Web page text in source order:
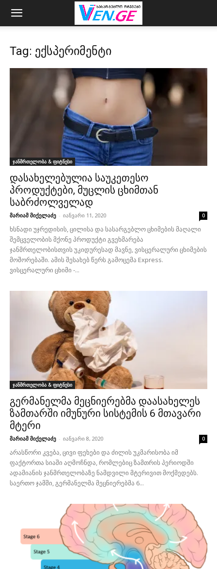
Tag: ექსპერიმენტი
ჯანმრთელობა & ფიტნესი
დასახელებულია საუკეთესო
პროდუქტები, მუცლის ცხიმთან
საბრძოლველად
მარიამ მიქელაძე - იანვარი 11, 2020 0
ხსნადი უჯრედისის, ცილისა და სასარგებლო ცხიმების მაღალი
შემცველობის მქონე პროდუქტი გვეხმარება
ჯანმრთელობისთვის უკიდურესად მავნე, ვისცერალური ცხიმების
მოშორებაში. ამის შესახებ წერს გამოცემა Express.
ვისცერალური ცხიმი -...
ჯანმრთელობა & ფიტნესი
გერმანელმა მეცნიერებმა დაასახელეს
ზამთარში იმუნური სისტემის 6 მთავარი
მტერი
მარიამ მიქელაძე - იანვარი 8, 2020 0
არასწორი კვება, ცივი ფეხები და ძილის უკმარისობა იმ
ფაქტორთა სიაში აღმოჩნდა, რომლებიც ზამთრის პერიოდში
ადამიანის ჯანმრთელობაზე ნამდვილი მტერივით მოქმედებს.
საერთო ჯამში, გერმანელმა მეცნიერებმა 6...